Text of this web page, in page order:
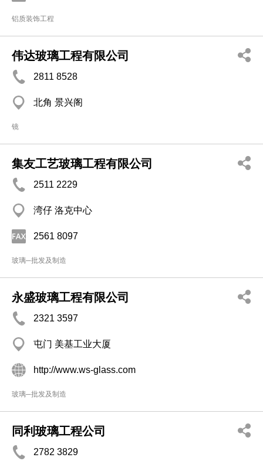
铝质装饰工程
伟达玻璃工程有限公司
2811 8528
北角 景兴阁
镜
集友工艺玻璃工程有限公司
2511 2229
湾仔 洛克中心
2561 8097
玻璃─批发及制造
永盛玻璃工程有限公司
2321 3597
屯门 美基工业大厦
http://www.ws-glass.com
玻璃─批发及制造
同利玻璃工程公司
2782 3829